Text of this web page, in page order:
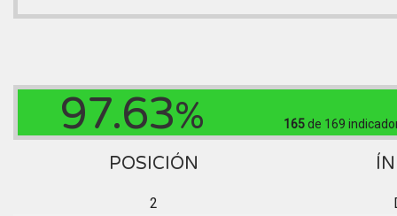
97.63% 165de 169
POSICIÓN
2